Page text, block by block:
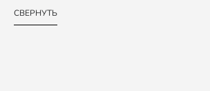
СВЕРНУТЬ